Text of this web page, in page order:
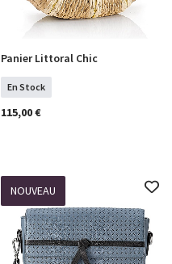
COMMANDER
Panier Littoral Chic
En Stock
115,00 €
NOUVEAU